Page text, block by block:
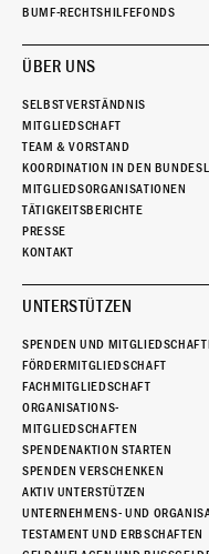
BUMF-RECHTSHILFEFONDS
ÜBER UNS
SELBSTVERSTÄNDNIS
MITGLIEDSCHAFT
TEAM & VORSTAND
KOORDINATION IN DEN
MITGLIEDSORGANISATIONEN
TÄTIGKEITSBERICHTE
PRESSE
KONTAKT
UNTERSTÜTZEN
SPENDEN UND
FÖRDERMITGLIEDSCHAFT
FACHMITGLIEDSCHAFT
ORGANISATIONS-
MITGLIEDSCHAFTEN
SPENDENAKTION STARTEN
SPENDEN VERSCHENKEN
AKTIV UNTERSTÜTZEN
UNTERNEHMENS- UND
TESTAMENT UND ERBSCHAFTEN